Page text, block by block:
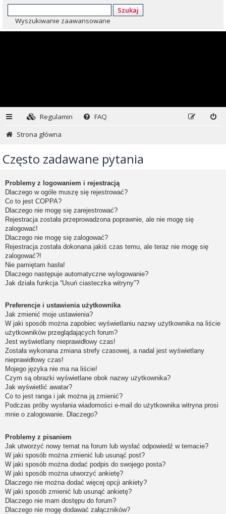
Szukaj
Wyszukiwanie zaawansowane
Regulamin
FAQ
Strona główna
Często zadawane pytania
Problemy z logowaniem i rejestracją
Dlaczego w ogóle muszę się rejestrować?
Co to jest COPPA?
Dlaczego nie mogę się zarejestrować?
Rejestracja została przeprowadzona poprawnie, ale nie mogę się
zalogować!
Dlaczego nie mogę się zalogować?
Rejestracja została dokonana jakiś czas temu, ale teraz nie mogę się
zalogować?!
Nie pamiętam hasła!
Dlaczego następuje automatyczne wylogowanie?
Jak działa funkcja “Usuń ciasteczka witryny”?
Preferencje i ustawienia użytkownika
Jak zmienić moje ustawienia?
W jaki sposób można zapobiec wyświetlaniu nazwy użytkownika na liście
użytkowników przeglądających forum?
Jest wyświetlany nieprawidłowy czas!
Została wykonana zmiana strefy czasowej, a nadal jest wyświetlany
nieprawidłowy czas!
Mojego języka nie ma na liście!
Czym są obrazki wyświetlane obok nazwy użytkownika?
Jak wyświetlić awatar?
Co to jest ranga i jak można ją zmienić?
Podczas próby wysłania wiadomości e-mail do użytkownika witryna prosi
mnie o zalogowanie. Dlaczego?
Problemy z pisaniem
Jak utworzyć nowy temat na forum lub wysłać odpowiedź w temacie?
W jaki sposób można zmienić lub usunąć post?
W jaki sposób można dodać podpis do swojego posta?
W jaki sposób można utworzyć ankietę?
Dlaczego nie można dodać więcej opcji ankiety?
W jaki sposób zmienić lub usunąć ankietę?
Dlaczego nie mam dostępu do forum?
Dlaczego nie mogę dodawać załączników?